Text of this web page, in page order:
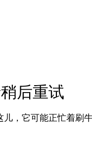
后重试
儿，它可能正忙着刷